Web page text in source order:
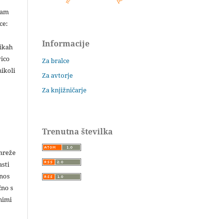
s
Informacije
Za bralce
Za avtorje
Za knjižničarje
Trenutna številka